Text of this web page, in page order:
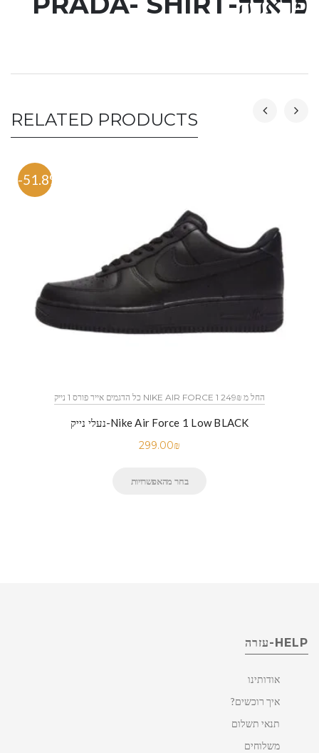
RELATED PRODUCTS
-51.8%
כל הדגמים אייר פורס 1 נייק NIKE AIR FORCE 1 החל מ 249₪
נעלי נייק-Nike Air Force 1 Low BLACK
299.00₪
בחר מהאפשרויות
HELP-עזרה
אודותינו
איך רוכשים?
תנאי תשלום
משלוחים